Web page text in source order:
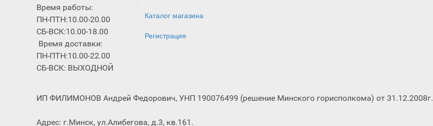
Время работы:
ПН-ПТН:10.00-20.00
СБ-ВСК:10.00-18.00
Время доставки:
ПН-ПТН:10.00-22.00
СБ-ВСК: ВЫХОДНОЙ
Каталог магазина
Регистрация
ИП ФИЛИМОНОВ Андрей Федорович, УНП 190076499 (решение Минского горисполкома) от 31.12.2008г.
Адрес: г.Минск, ул.Алибегова, д.3, кв.161.